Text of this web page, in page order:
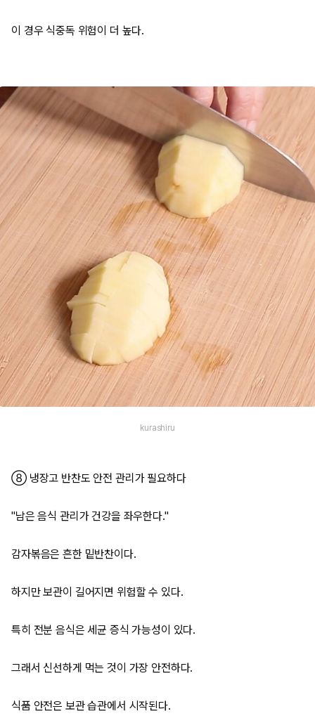
이 경우 식중독 위험이 더 높다.
kurashiru
⑧ 냉장고 반찬도 안전 관리가 필요하다
"남은 음식 관리가 건강을 좌우한다."
감자볶음은 흔한 밑반찬이다.
하지만 보관이 길어지면 위험할 수 있다.
특히 전분 음식은 세균 증식 가능성이 있다.
그래서 신선하게 먹는 것이 가장 안전하다.
식품 안전은 보관 습관에서 시작된다.